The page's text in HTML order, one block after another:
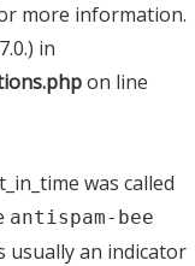
more information.
in
on line
was called
antispam-bee
usually an indicator